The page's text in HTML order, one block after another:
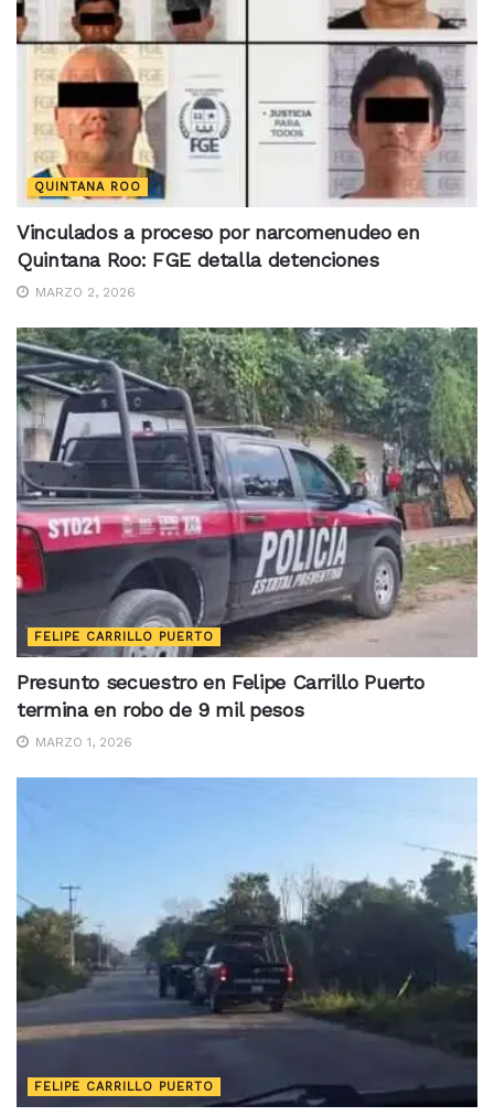
QUINTANA ROO
Vinculados a proceso por narcomenudeo en
Quintana Roo: FGE detalla detenciones
MARZO 2, 2026
FELIPE CARRILLO PUERTO
Presunto secuestro en Felipe Carrillo Puerto
termina en robo de 9 mil pesos
MARZO 1, 2026
FELIPE CARRILLO PUERTO